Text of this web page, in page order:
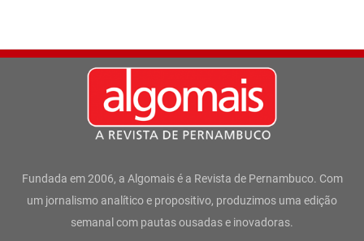
Fundada em 2006, a Algomais é a Revista de Pernambuco. Com
um jornalismo analítico e propositivo, produzimos uma edição
semanal com pautas ousadas e inovadoras.